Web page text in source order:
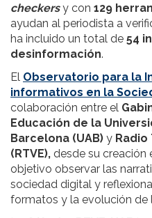
checkersy con 129
ayudan al periodista a
ha incluido un total de 54
desinformación.
El Observatorio para la
informativos en la
colaboración entre el
Educación de la
Barcelona (UAB) y Radio
(RTVE), desde su creación
objetivo observar las
sociedad digital y
formatos y la evolución de